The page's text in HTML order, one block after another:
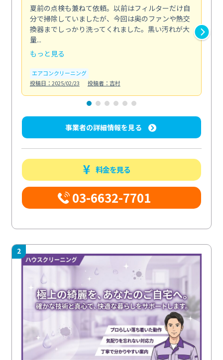
夏前の点検も兼ねて依頼。以前はフィルターだけ自
分で掃除していましたが、今回は奥のファンや熱交
換器までしっかり洗ってくれました。黒い汚れが大
量...
もっと見る
エアコンクリーニング
投稿日：2025/02/23
投稿者：吉村
事業者の詳細情報を見る
料金を見る
03-6632-7701
2